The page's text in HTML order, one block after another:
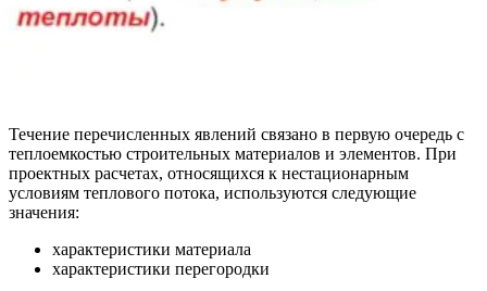
Течение перечисленных явлений связано в первую очередь с
теплоемкостью строительных материалов и элементов. При
проектных расчетах, относящихся к нестационарным
условиям теплового потока, используются следующие
значения:
характеристики материала
характеристики перегородки